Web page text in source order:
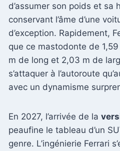
d’assumer son poids et sa
conservant l’âme d’une
d’exception. Rapidement,
que ce mastodonte de
m de long et 2,03 m de
s’attaquer à l’autoroute
avec un dynamisme
En 2027, l’arrivée de la
peaufine le tableau d’un
genre. L’ingénierie Ferrari